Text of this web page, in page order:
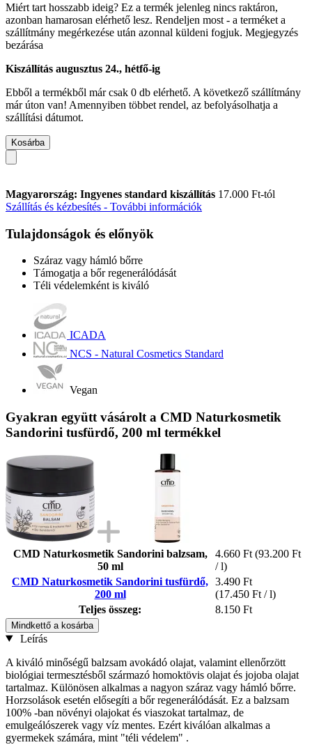
Miért tart hosszabb ideig? Ez a termék jelenleg nincs raktáron,
azonban hamarosan elérhető lesz. Rendeljen most - a terméket a
szállítmány megérkezése után azonnal küldeni fogjuk. Megjegyzés
bezárása
Kiszállítás augusztus 24., hétfő-ig
Ebből a termékből már csak 0 db elérhető. A következő szállítmány
már úton van! Amennyiben többet rendel, az befolyásolhatja a
szállítási dátumot.
Kosárba
Magyarország: Ingyenes standard kiszállítás 17.000 Ft-tól
Szállítás és kézbesítés - További információk
Tulajdonságok és előnyök
Száraz vagy hámló bőrre
Támogatja a bőr regenerálódását
Téli védelemként is kiváló
ICADA
NCS - Natural Cosmetics Standard
Vegan
Gyakran együtt vásárolt a CMD Naturkosmetik
Sandorini tusfürdő, 200 ml termékkel
CMD Naturkosmetik Sandorini balzsam,
50 ml
4.660 Ft (93.200 Ft
/ l)
CMD Naturkosmetik Sandorini tusfürdő,
200 ml
3.490 Ft
(17.450 Ft / l)
Teljes összeg:
8.150 Ft
Mindkettő a kosárba
Leírás
A kiváló minőségű balzsam avokádó olajat, valamint ellenőrzött
biológiai termesztésből származó homoktövis olajat és jojoba olajat
tartalmaz. Különösen alkalmas a nagyon száraz vagy hámló bőrre.
Horzsolások esetén elősegíti a bőr regenerálódását. Ez a balzsam
100% -ban növényi olajokat és viaszokat tartalmaz, de
emulgeálószerek vagy víz mentes. Ezért kiválóan alkalmas a
gyermekek számára, mint "téli védelem" .